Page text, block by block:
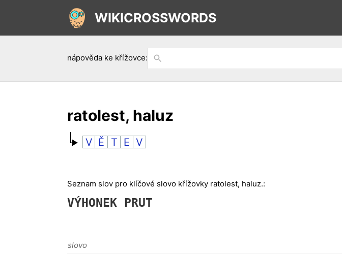
WIKICROSSWORDS
nápověda ke křížovce:
ratolest, haluz
V Ě T E V
Seznam slov pro klíčové slovo křížovky ratolest, haluz.:
VÝHONEK PRUT
slovo